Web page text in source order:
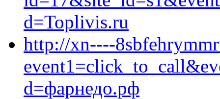
d=Toplivis.ru
http://xn----
d=фарнедо.рф